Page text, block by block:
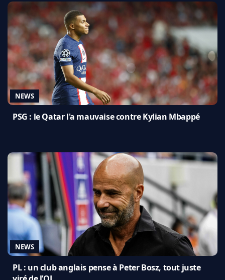
NEWS
PSG : le Qatar l'a mauvaise contre Kylian Mbappé
NEWS
PL : un club anglais pense à Peter Bosz, tout juste